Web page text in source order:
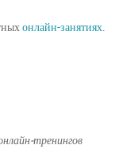
онлайн-занятиях.
тренингов